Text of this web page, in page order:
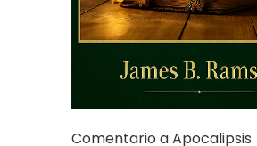
Comentario a Apocalipsis